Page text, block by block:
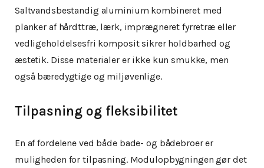
Saltvandsbestandig aluminium kombineret med
planker af hårdttræ, lærk, imprægneret fyrretræ eller
vedligeholdelsesfri komposit sikrer holdbarhed og
æstetik. Disse materialer er ikke kun smukke, men
også bæredygtige og miljøvenlige.
Tilpasning og fleksibilitet
En af fordelene ved både bade- og bådebroer er
muligheden for tilpasning. Modulopbygningen gør det